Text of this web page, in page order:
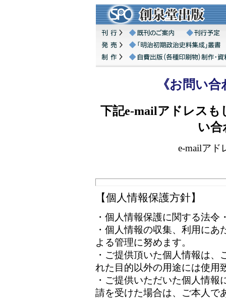
《お問い
下記e-mailアドレスも
い
e-mailア
【個人情報保護方針】
・個人情報保護に関する法
・個人情報の収集、利用に
よる管理に努めます。
・ご提供頂いた個人情報は
れた目的以外の用途には使用
・ご提供いただいた個人情
請を受けた場合は、ご本人で